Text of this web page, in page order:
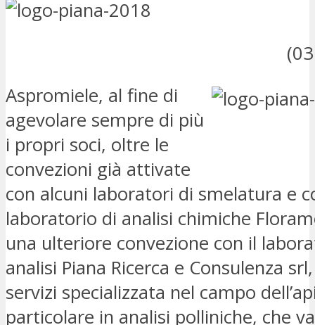
Aspromiele, al fine di
agevolare sempre di più
i propri soci, oltre le
convezioni già attivate
con alcuni laboratori di smelatura e
laboratorio di analisi chimiche
una ulteriore convezione con il
analisi Piana Ricerca e Consulenza
servizi specializzata nel campo
particolare in analisi polliniche, che